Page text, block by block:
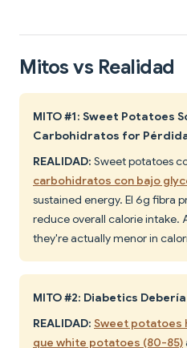
Mitos vs Realidad
MITO #1: Sweet Potatoes
Carbohidratos for
REALIDAD: Sweet potatoes
carbohidratos con bajo
sustained energy. El 6g fibra
reduce overall calorie intake.
they're actually menor in
MITO #2: Diabetics
REALIDAD: Sweet potatoes
que white potatoes (80-85)